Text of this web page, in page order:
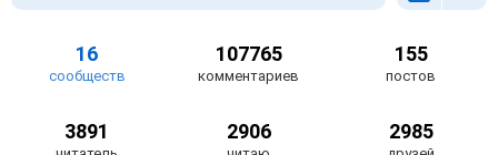
16
сообществ
107765
комментариев
155
постов
3891 2906 2985